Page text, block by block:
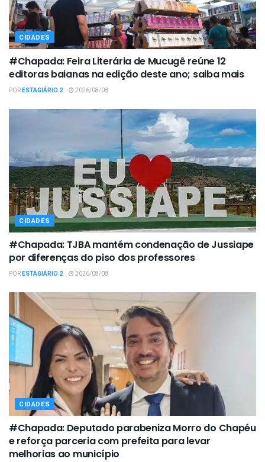
CIDADES
#Chapada: Feira Literária de Mucugê reúne 12
editoras baianas na edição deste ano; saiba mais
PORESTAGIÁRIO 2 2026/08/08
CIDADES
#Chapada: TJBA mantém condenação de Jussiape
por diferenças do piso dos professores
PORESTAGIÁRIO 2 2026/08/08
CIDADES
#Chapada: Deputado parabeniza Morro do Chapéu
e reforça parceria com prefeita para levar
melhorias ao município